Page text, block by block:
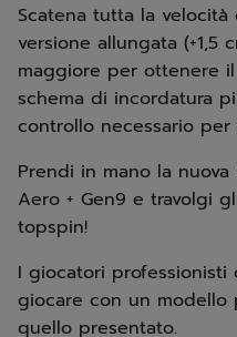
Scatena tutta la
versione allungata (+1,5
maggiore per ottenere
schema di incordatura
controllo necessario
Prendi in mano la
Aero + Gen9 e travolgi
topspin!
I giocatori
giocare con un modello
quello presentato.